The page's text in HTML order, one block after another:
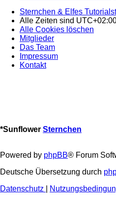
Sternchen & Elfes
Alle Zeiten sind
Alle Cookies löschen
Mitglieder
Das Team
Impressum
Kontakt
*Sunflower Sternchen
Powered by phpBB® Forum
Deutsche Übersetzung durch
Datenschutz